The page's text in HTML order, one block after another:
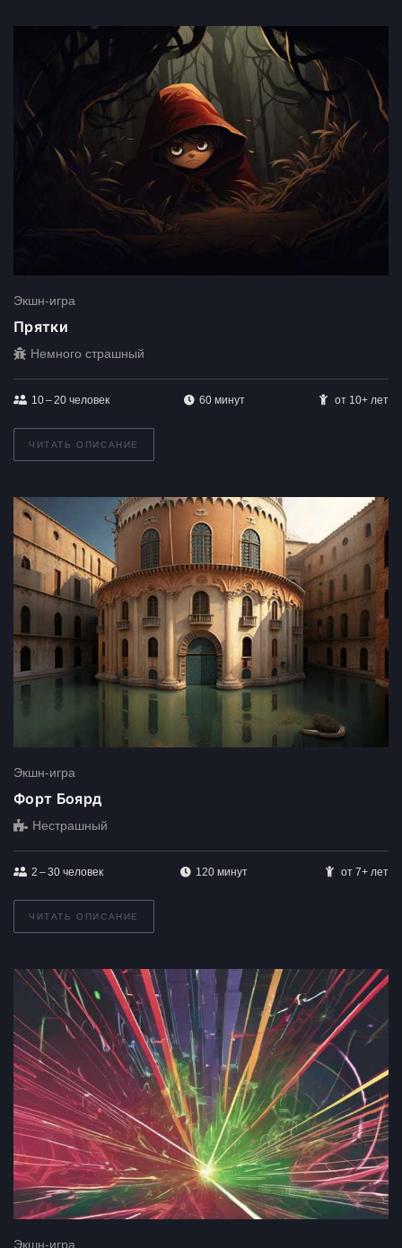
Экшн-игра
Прятки
Немного страшный
10 – 20 человек 60 минут от 10+ лет
ЧИТАТЬ ОПИСАНИЕ
Экшн-игра
Форт Боярд
Нестрашный
2 – 30 человек 120 минут от 7+ лет
ЧИТАТЬ ОПИСАНИЕ
Экшн-игра